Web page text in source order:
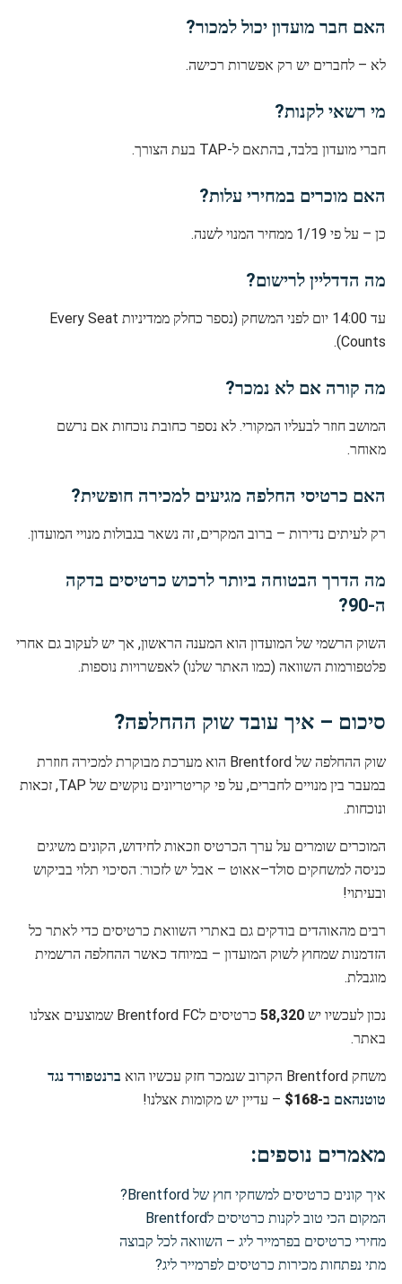
האם חבר מועדון יכול למכור?
לא – לחברים יש רק אפשרות רכישה.
מי רשאי לקנות?
חברי מועדון בלבד, בהתאם ל-TAP בעת הצורך.
האם מוכרים במחירי עלות?
כן – על פי 1/19 ממחיר המנוי לשנה.
מה הדדליין לרישום?
עד 14:00 יום לפני המשחק (נספר כחלק ממדיניות Every Seat
Counts).
מה קורה אם לא נמכר?
המושב חוזר לבעליו המקורי. לא נספר כחובת נוכחות אם נרשם
מאוחר.
האם כרטיסי החלפה מגיעים למכירה חופשית?
רק לעיתים נדירות – ברוב המקרים, זה נשאר בגבולות מנויי המועדון.
מה הדרך הבטוחה ביותר לרכוש כרטיסים בדקה
ה-90?
השוק הרשמי של המועדון הוא המענה הראשון, אך יש לעקוב גם אחרי
פלטפורמות השוואה (כמו האתר שלנו) לאפשרויות נוספות.
סיכום – איך עובד שוק ההחלפה?
שוק ההחלפה של Brentford הוא מערכת מבוקרת למכירה חוזרת
במעבר בין מנויים לחברים, על פי קריטריונים נוקשים של TAP, זכאות
ונוכחות.
המוכרים שומרים על ערך הכרטיס וזכאות לחידוש, הקונים משיגים
כניסה למשחקים סולד–אאוט – אבל יש לזכור: הסיכוי תלוי בביקוש
ובעיתוי!
רבים מהאוהדים בודקים גם באתרי השוואת כרטיסים כדי לאתר כל
הזדמנות שמחוץ לשוק המועדון – במיוחד כאשר ההחלפה הרשמית
מוגבלת.
נכון לעכשיו יש 58,320
כרטיסים לBrentford FC שמוצעים אצלנו
באתר.
משחק Brentford הקרוב שנמכר חזק עכשיו הוא
ברנטפורד נגד
טוטנהאם ב-$168 – עדיין יש מקומות אצלנו!
מאמרים נוספים:
איך קונים כרטיסים למשחקי חוץ של Brentford?
המקום הכי טוב לקנות כרטיסים לBrentford
מחירי כרטיסים בפרמייר ליג – השוואה לכל קבוצה
מתי נפתחות מכירות כרטיסים לפרמייר ליג?